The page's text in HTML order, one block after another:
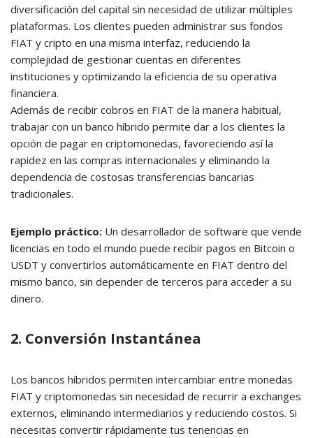
diversificación del capital sin necesidad de utilizar múltiples
plataformas. Los clientes pueden administrar sus fondos
FIAT y cripto en una misma interfaz, reduciendo la
complejidad de gestionar cuentas en diferentes
instituciones y optimizando la eficiencia de su operativa
financiera.
Además de recibir cobros en FIAT de la manera habitual,
trabajar con un banco híbrido permite dar a los clientes la
opción de pagar en criptomonedas, favoreciendo así la
rapidez en las compras internacionales y eliminando la
dependencia de costosas transferencias bancarias
tradicionales.
Ejemplo práctico: Un desarrollador de software que vende
licencias en todo el mundo puede recibir pagos en Bitcoin o
USDT y convertirlos automáticamente en FIAT dentro del
mismo banco, sin depender de terceros para acceder a su
dinero.
2. Conversión Instantánea
Los bancos híbridos permiten intercambiar entre monedas
FIAT y criptomonedas sin necesidad de recurrir a exchanges
externos, eliminando intermediarios y reduciendo costos. Si
necesitas convertir rápidamente tus tenencias en